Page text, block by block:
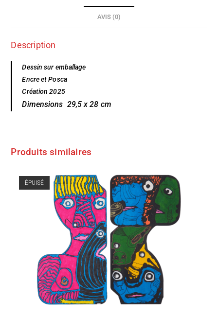
AVIS (0)
Description
Dessin sur emballage
Encre et Posca
Création 2025
Dimensions 29,5 x 28 cm
Produits similaires
ÉPUISÉ